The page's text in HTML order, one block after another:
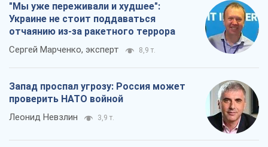
"Мы уже переживали и худшее":
Украине не стоит поддаваться
отчаянию из-за ракетного террора
Сергей Марченко, эксперт 8,9 т.
Запад проспал угрозу: Россия может
проверить НАТО войной
Леонид Невзлин 3,9 т.